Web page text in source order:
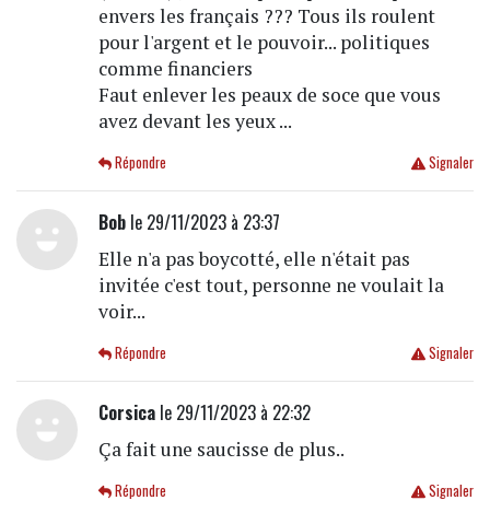
envers les français ??? Tous ils roulent
pour l'argent et le pouvoir... politiques
comme financiers
Faut enlever les peaux de soce que vous
avez devant les yeux ...
Signaler
Répondre
Boble 29/11/2023 à 23:37
Elle n'a pas boycotté, elle n'était pas
invitée c'est tout, personne ne voulait la
voir...
Signaler
Répondre
Corsicale 29/11/2023 à 22:32
Ça fait une saucisse de plus..
Signaler
Répondre